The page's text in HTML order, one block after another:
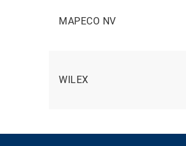
MAPECO NV
WILEX